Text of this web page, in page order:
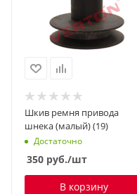
Шкив ремня привода
шнека (малый) (19)
Достаточно
350 руб./шт
В корзину